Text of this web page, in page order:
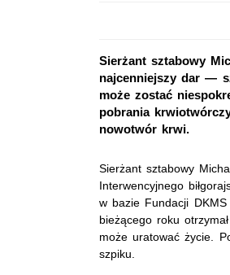
Sierżant sztabowy
najcenniejszy dar —
może zostać
pobrania
nowotwór krwi.
Sierżant sztabowy
Interwencyjnego
w bazie Fundacji
bieżącego roku
może uratować życie.
szpiku.